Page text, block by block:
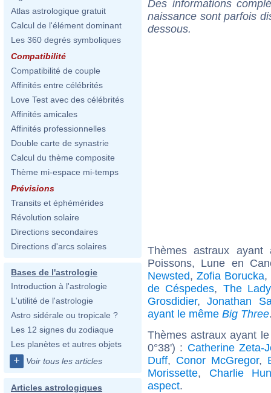
Atlas astrologique gratuit
Calcul de l'élément dominant
Les 360 degrés symboliques
Compatibilité
Compatibilité de couple
Affinités entre célébrités
Love Test avec des célébrités
Affinités amicales
Affinités professionnelles
Double carte de synastrie
Calcul du thème composite
Thème mi-espace mi-temps
Prévisions
Transits et éphémérides
Révolution solaire
Directions secondaires
Directions d'arcs solaires
Bases de l'astrologie
Introduction à l'astrologie
L'utilité de l'astrologie
Astro sidérale ou tropicale ?
Les 12 signes du zodiaque
Les planètes et autres objets
+ Voir tous les articles
Articles astrologiques
Des informations
naissance sont parfois
dessous.
Thèmes astraux
Poissons, Lune en
Newsted, Zofia Borucka,
de Céspedes, The
Grosdidier,Jonathan
ayant le même Big Three
Thèmes astraux ayant
0°38') : Catherine Zeta-
Duff, Conor McGregor,
Morissette, Charlie
aspect.